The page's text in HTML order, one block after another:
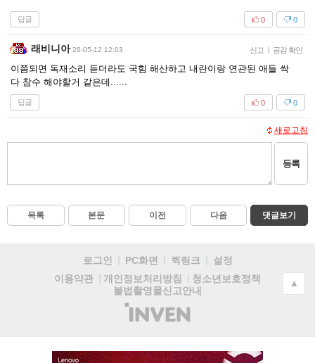
답글 0
0
래비니아 26-05-12 12:03 신고 공감 확인
이쯤되면 독재소리 듣더라도 국힘 해산하고 내란이랑 연관된 애들 싹
다 참수 해야할거 같은데......
답글 0
0
새로고침
등록
목록 본문 이전 다음 댓글보기
로그인 PC화면 퀵링크
설정
이용약관
개인정보처리방침
청소년보호정책
불법촬영물신고안내
(주)
인
▲